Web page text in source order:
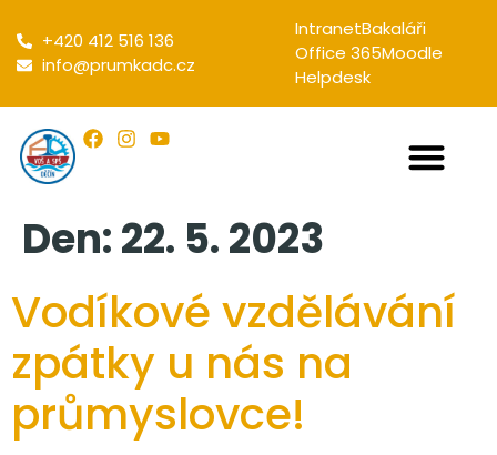
+420 412 516 136
info@prumkadc.cz
IntranetBakaláři
Office 365Moodle
Helpdesk
Den:22. 5. 2023
Vodíkové vzdělávání
zpátky u nás na
průmyslovce!